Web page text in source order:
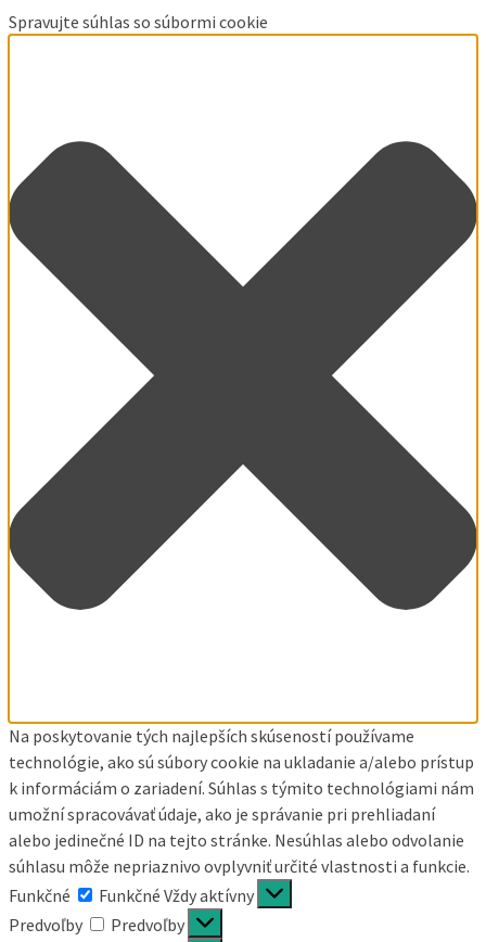
Spravujte súhlas so súbormi cookie
Na poskytovanie tých najlepších skúseností používame
technológie, ako sú súbory cookie na ukladanie a/alebo prístup
k informáciám o zariadení. Súhlas s týmito technológiami nám
umožní spracovávať údaje, ako je správanie pri prehliadaní
alebo jedinečné ID na tejto stránke. Nesúhlas alebo odvolanie
súhlasu môže nepriaznivo ovplyvniť určité vlastnosti a funkcie.
Funkčné
Funkčné Vždy aktívny
Predvoľby
Predvoľby